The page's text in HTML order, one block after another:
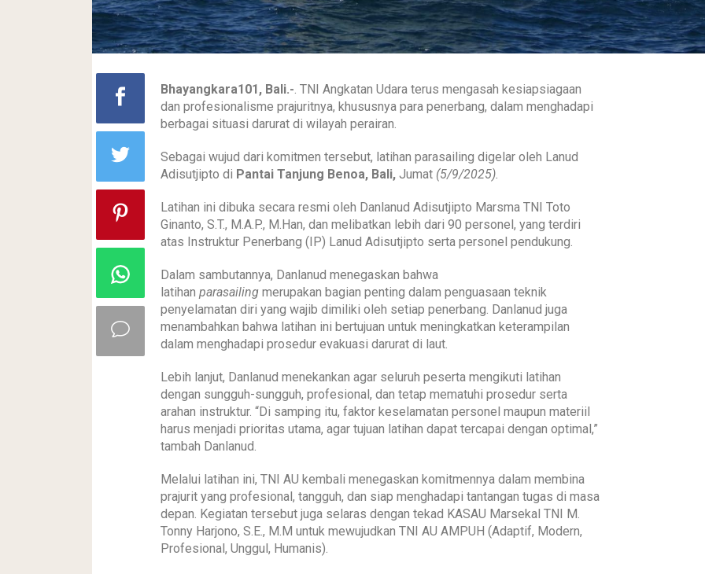
Bhayangkara101, Bali.-. TNI Angkatan Udara terus mengasah kesiapsiagaan
dan profesionalisme prajuritnya, khususnya para penerbang, dalam menghadapi
berbagai situasi darurat di wilayah perairan.
Sebagai wujud dari komitmen tersebut, latihan parasailing digelar oleh Lanud
Adisutjipto di Pantai Tanjung Benoa, Bali, Jumat (5/9/2025).
Latihan ini dibuka secara resmi oleh Danlanud Adisutjipto Marsma TNI Toto
Ginanto, S.T., M.A.P., M.Han, dan melibatkan lebih dari 90 personel, yang terdiri
atas Instruktur Penerbang (IP) Lanud Adisutjipto serta personel pendukung.
Dalam sambutannya, Danlanud menegaskan bahwa
latihan parasailingmerupakan bagian penting dalam penguasaan teknik
penyelamatan diri yang wajib dimiliki oleh setiap penerbang. Danlanud juga
menambahkan bahwa latihan ini bertujuan untuk meningkatkan keterampilan
dalam menghadapi prosedur evakuasi darurat di laut.
Lebih lanjut, Danlanud menekankan agar seluruh peserta mengikuti latihan
dengan sungguh-sungguh, profesional, dan tetap mematuhi prosedur serta
arahan instruktur. “Di samping itu, faktor keselamatan personel maupun materiil
harus menjadi prioritas utama, agar tujuan latihan dapat tercapai dengan optimal,”
tambah Danlanud.
Melalui latihan ini, TNI AU kembali menegaskan komitmennya dalam membina
prajurit yang profesional, tangguh, dan siap menghadapi tantangan tugas di masa
depan. Kegiatan tersebut juga selaras dengan tekad KASAU Marsekal TNI M.
Tonny Harjono, S.E., M.M untuk mewujudkan TNI AU AMPUH (Adaptif, Modern,
Profesional, Unggul, Humanis).